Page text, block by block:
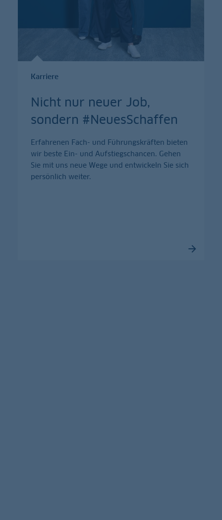
Karriere
Nicht nur neuer Job,
sondern #NeuesSchaffen
Erfahrenen Fach- und Führungskräften bieten
wir beste Ein- und Aufstiegschancen. Gehen
Sie mit uns neue Wege und entwickeln Sie sich
persönlich weiter.